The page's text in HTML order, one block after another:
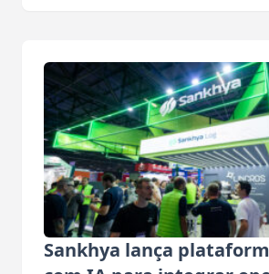
Sankhya lança